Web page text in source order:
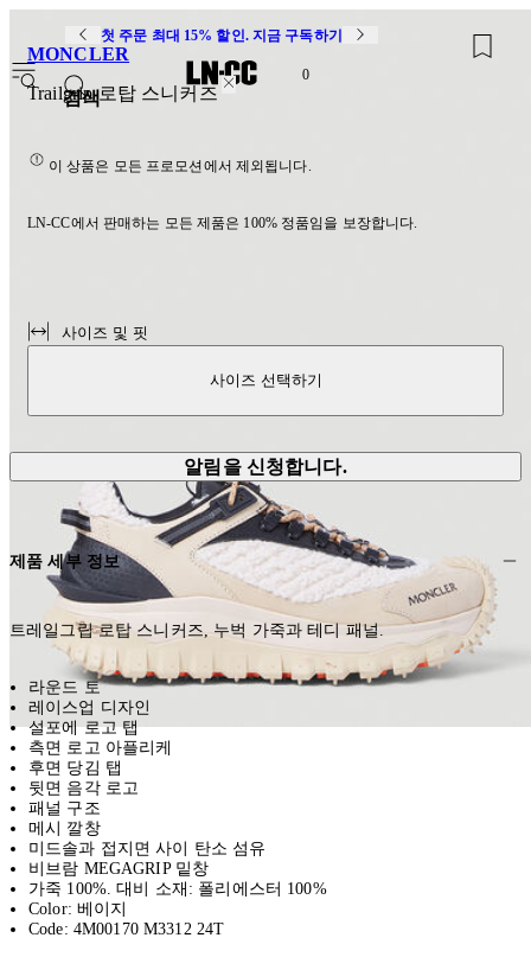
첫 주문 최대 15% 할인. 지금 구독하기
검색
0
MONCLER
Trailgrip 로탑 스니커즈
이 상품은 모든 프로모션에서 제외됩니다.
LN-CC에서 판매하는 모든 제품은 100% 정품임을 보장합니다.
사이즈 및 핏
사이즈 선택하기
알림을 신청합니다.
제품 세부 정보
트레일그립 로탑 스니커즈, 누벅 가죽과 테디 패널.
라운드 토
레이스업 디자인
설포에 로고 탭
측면 로고 아플리케
후면 당김 탭
뒷면 음각 로고
패널 구조
메시 깔창
미드솔과 접지면 사이 탄소 섬유
비브람 MEGAGRIP 밑창
가죽 100%. 대비 소재: 폴리에스터 100%
Color: 베이지
Code: 4M00170 M3312 24T